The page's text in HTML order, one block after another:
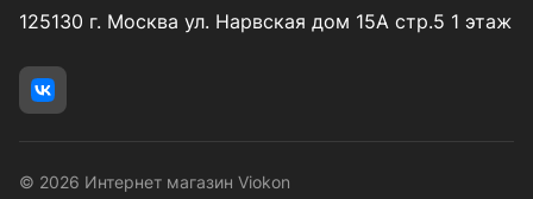
125130 г. Москва ул. Нарвская дом 15А стр.5 1 этаж
© 2026 Интернет магазин Viokon